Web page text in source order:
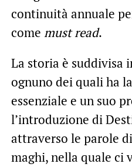
continuità annuale
come must read.
La storia è suddivisa
ognuno dei quali ha
essenziale e un suo
l’introduzione di
attraverso le parole
maghi, nella quale ci